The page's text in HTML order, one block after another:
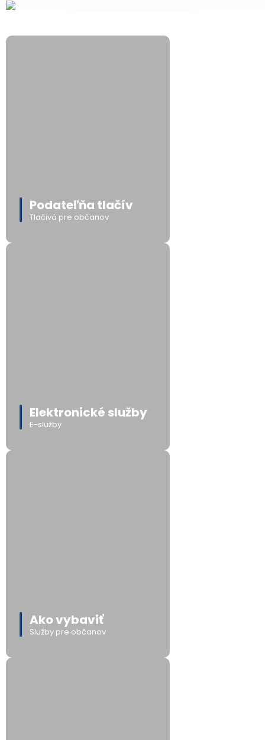
Podateľňa tlačív
Tlačivá pre občanov
Elektronické služby
E-služby
Ako vybaviť
Služby pre občanov